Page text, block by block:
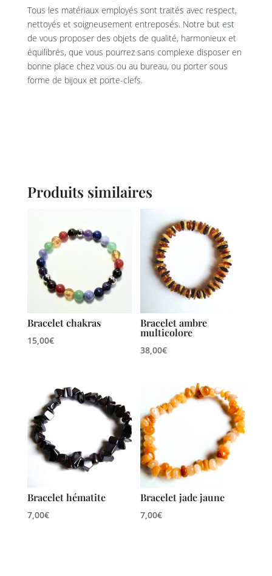
Tous les matériaux employés sont traités avec respect,
nettoyés et soigneusement entreposés. Notre but est
de vous proposer des objets de qualité, harmonieux et
équilibrés, que vous pourrez sans complexe disposer en
bonne place chez vous ou au bureau, ou porter sous
forme de bijoux et porte-clefs.
Produits similaires
Bracelet chakras
15,00€
Bracelet ambre
multicolore
38,00€
Bracelet hématite
7,00€
Bracelet jade jaune
7,00€